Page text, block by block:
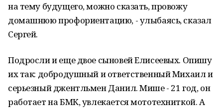
на тему будущего, можно сказать, провожу
домашнюю профориентацию, - улыбаясь, сказал
Сергей.
Подросли и еще двое сыновей Елисеевых. Опишу
их так: добродушный и ответственный Михаил и
серьезный джентльмен Данил. Мише - 21 год, он
работает на БМК, увлекается мототехниткой. А